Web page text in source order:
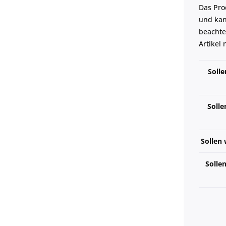
Das
und
Artikel
Sollen